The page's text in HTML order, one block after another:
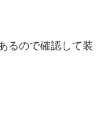
るので確認して装